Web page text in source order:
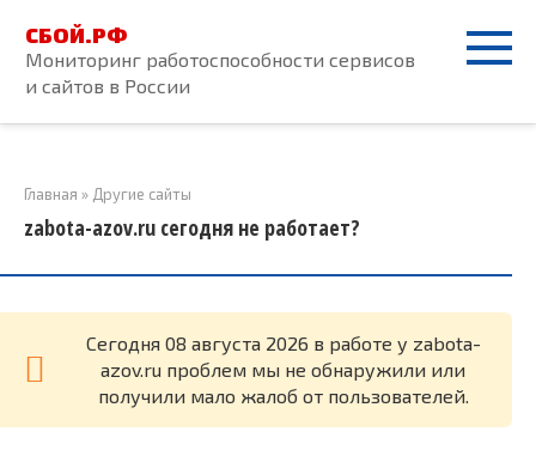
контенту
СБОЙ.РФ
Мониторинг работоспособности сервисов
и сайтов в России
Главная » Другие сайты
zabota-azov.ru сегодня не работает?
Cегодня 08 августа 2026 в работе у zabota-
azov.ru проблем мы не обнаружили или
получили мало жалоб от пользователей.